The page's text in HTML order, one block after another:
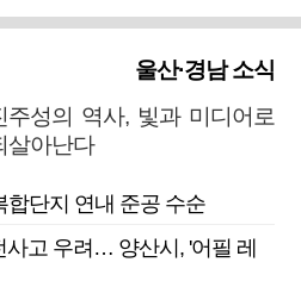
울산·경남 소식
주성의 역사, 빛과 미디어로
살아난다
합단지 연내 준공 수순
고 우려… 양산시, '어필 레